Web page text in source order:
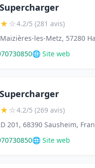
★☆4.2/5 (281 avis)
les-Metz, 57280
🌐 Site web
★☆4.2/5 (269 avis)
201, 68390 Sausheim,
🌐 Site web